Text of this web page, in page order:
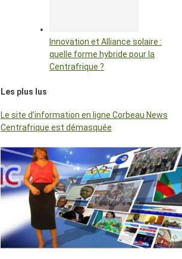
Innovation et Alliance solaire :
quelle forme hybride pour la
Centrafrique ?
Les plus lus
Le site d’information en ligne Corbeau News
Centrafrique est démasquée